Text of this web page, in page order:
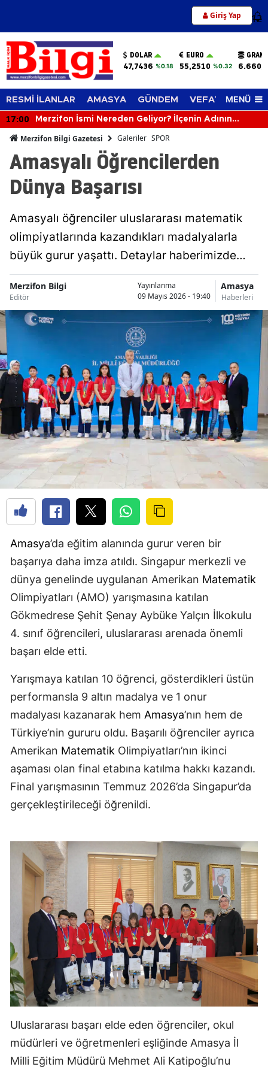
Giriş Yap 12
DOLAR
47,7436 %0.18
EURO
55,2510 %0.32
RESMİ İLANLAR AMASYA GÜNDEM VEFAT EDENLER
MENÜ
17:00
Merzifon İsmi Nereden Geliyor? İlçenin Adının
Merzifon Bilgi Gazetesi Galeriler SPOR
Amasyalı Öğrencilerden
Dünya Başarısı
Amasyalı öğrenciler uluslararası matematik
olimpiyatlarında kazandıkları madalyalarla
büyük gurur yaşattı. Detaylar haberimizde…
Merzifon Bilgi
Editör
Yayınlanma
09 Mayıs 2026 - 19:40
Amasya
Haberleri
Amasya’da eğitim alanında gurur veren bir
başarıya daha imza atıldı. Singapur merkezli ve
dünya genelinde uygulanan Amerikan Matematik
Olimpiyatları (AMO) yarışmasına katılan
Gökmedrese Şehit Şenay Aybüke Yalçın İlkokulu
4. sınıf öğrencileri, uluslararası arenada önemli
başarı elde etti.
Yarışmaya katılan 10 öğrenci, gösterdikleri üstün
performansla 9 altın madalya ve 1 onur
madalyası kazanarak hem Amasya’nın hem de
Türkiye’nin gururu oldu. Başarılı öğrenciler ayrıca
Amerikan Matematik Olimpiyatları’nın ikinci
aşaması olan final etabına katılma hakkı kazandı.
Final yarışmasının Temmuz 2026’da Singapur’da
gerçekleştirileceği öğrenildi.
Uluslararası başarı elde eden öğrenciler, okul
müdürleri ve öğretmenleri eşliğinde Amasya İl
Milli Eğitim Müdürü Mehmet Ali Katipoğlu’nu